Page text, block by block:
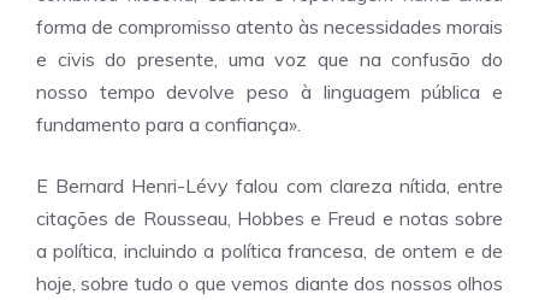
forma de compromisso atento às necessidades morais
e civis do presente, uma voz que na confusão do
nosso tempo devolve peso à linguagem pública e
fundamento para a confiança».
E Bernard Henri-Lévy falou com clareza nítida, entre
citações de Rousseau, Hobbes e Freud e notas sobre
a política, incluindo a política francesa, de ontem e de
hoje, sobre tudo o que vemos diante dos nossos olhos